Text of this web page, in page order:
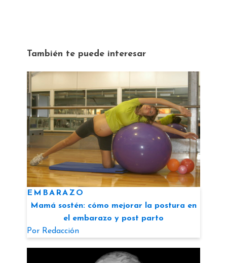
También te puede interesar
EMBARAZO
Mamá sostén: cómo mejorar la postura en
el embarazo y post parto
Por Redacción